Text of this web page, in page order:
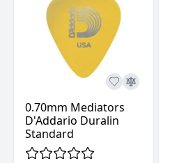
0.70mm Mediators
D'Addario Duralin
Standard